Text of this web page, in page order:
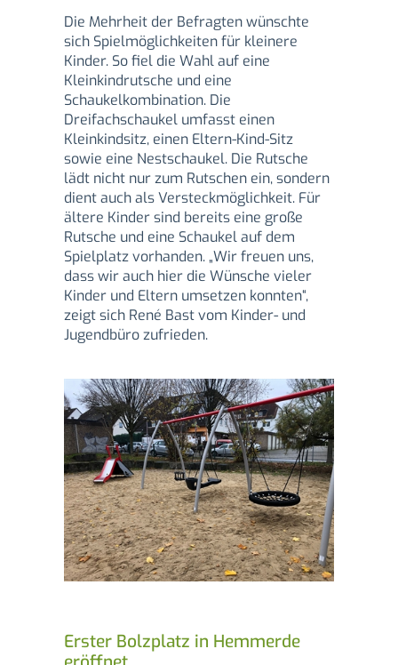
Die Mehrheit der Befragten wünschte
sich Spielmöglichkeiten für kleinere
Kinder. So fiel die Wahl auf eine
Kleinkindrutsche und eine
Schaukelkombination. Die
Dreifachschaukel umfasst einen
Kleinkindsitz, einen Eltern-Kind-Sitz
sowie eine Nestschaukel. Die Rutsche
lädt nicht nur zum Rutschen ein, sondern
dient auch als Versteckmöglichkeit. Für
ältere Kinder sind bereits eine große
Rutsche und eine Schaukel auf dem
Spielplatz vorhanden. „Wir freuen uns,
dass wir auch hier die Wünsche vieler
Kinder und Eltern umsetzen konnten“,
zeigt sich René Bast vom Kinder- und
Jugendbüro zufrieden.
Erster Bolzplatz in Hemmerde